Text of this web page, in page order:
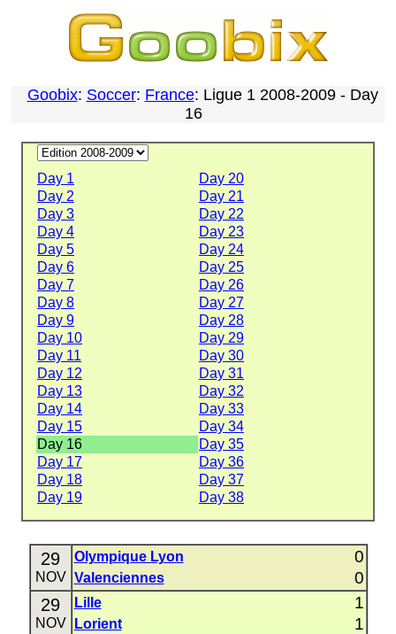
Goobix: Soccer: France: Ligue 1 2008-2009 - Day
16
Day 1
Day 20
Day 2
Day 21
Day 3
Day 22
Day 4
Day 23
Day 5
Day 24
Day 6
Day 25
Day 7
Day 26
Day 8
Day 27
Day 9
Day 28
Day 10
Day 29
Day 11
Day 30
Day 12
Day 31
Day 13
Day 32
Day 14
Day 33
Day 15
Day 34
Day 16
Day 35
Day 17
Day 36
Day 18
Day 37
Day 19
Day 38
29
NOV
Olympique Lyon 0
Valenciennes 0
29
NOV
Lille 1
Lorient 1